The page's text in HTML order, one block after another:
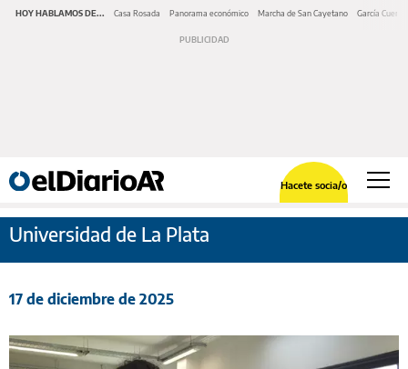
HOY HABLAMOS DE... Casa Rosada Panorama económico Marcha de San Cayetano García Cuerva
Hacete socia/o
Universidad de La Plata
17 de diciembre de 2025